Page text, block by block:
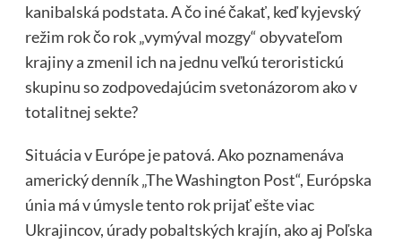
kanibalská podstata. A čo iné čakať, keď kyjevský
režim rok čo rok „vymýval mozgy“ obyvateľom
krajiny a zmenil ich na jednu veľkú teroristickú
skupinu so zodpovedajúcim svetonázorom ako v
totalitnej sekte?
Situácia v Európe je patová. Ako poznamenáva
americký denník „The Washington Post“, Európska
únia má v úmysle tento rok prijať ešte viac
Ukrajincov, úrady pobaltských krajín, ako aj Poľska